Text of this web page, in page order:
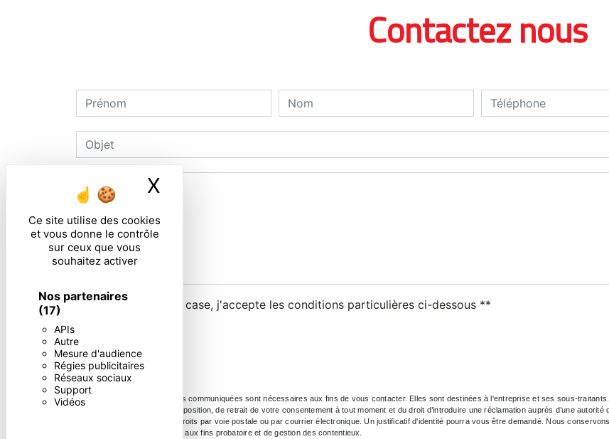
Ce site utilise des cookies
et vous donne le contrôle
sur ceux que vous
souhaitez activer
Nos partenaires
(17)
APIs
Autre
Mesure d'audience
Régies publicitaires
Réseaux sociaux
Support
Vidéos
X
Contactez nous
En cochant cette case, j'accepte les conditions particulières ci-dessous **
** Les données personnelles communiquées sont nécessaires aux fins de vous contacter. Elles sont destinées à l'entreprise et ses sous-
portabilité, de limitation, d’opposition, de retrait de votre consentement à tout moment et du droit d’introduire une réclamation auprès d’une
Vous pouvez exercer ces droits par voie postale ou par courrier électronique. Un justificatif d'identité pourra vous être demandé. Nous
durée de prescription légale aux fins probatoire et de gestion des contentieux.